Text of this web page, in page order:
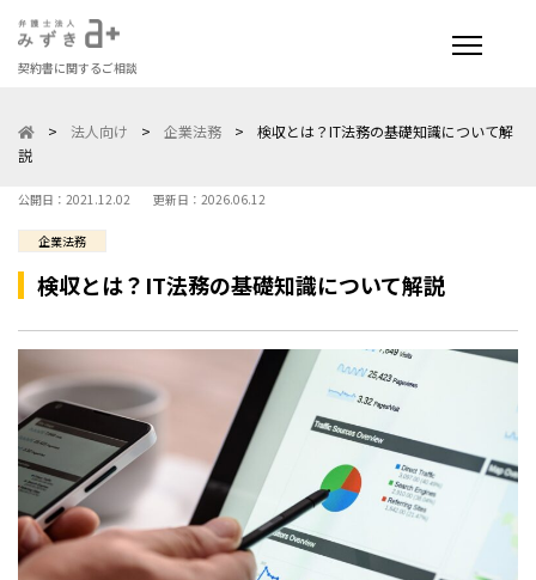
契約書に関するご相談
> 法人向け > 企業法務 >
検収とは？IT法務の基礎知識について解
説
公開日：2021.12.02 更新日：2026.06.12
企業法務
検収とは？IT法務の基礎知識について解説